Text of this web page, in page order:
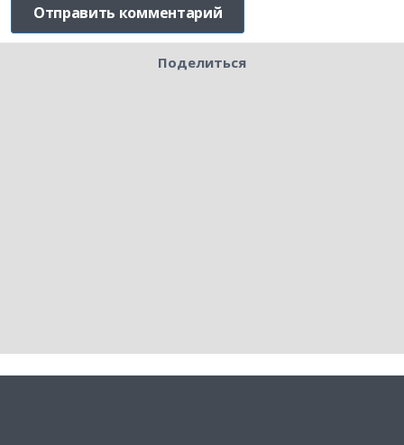
Поделиться